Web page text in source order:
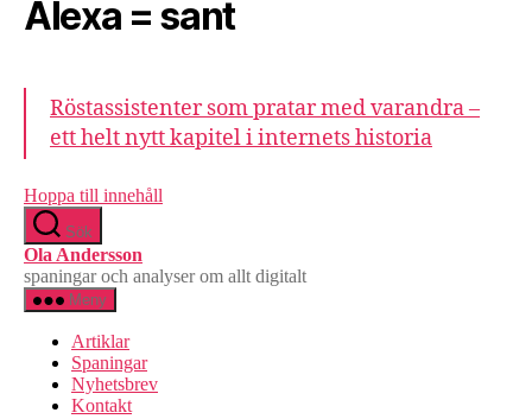
Alexa = sant
Röstassistenter som pratar med varandra –
ett helt nytt kapitel i internets historia